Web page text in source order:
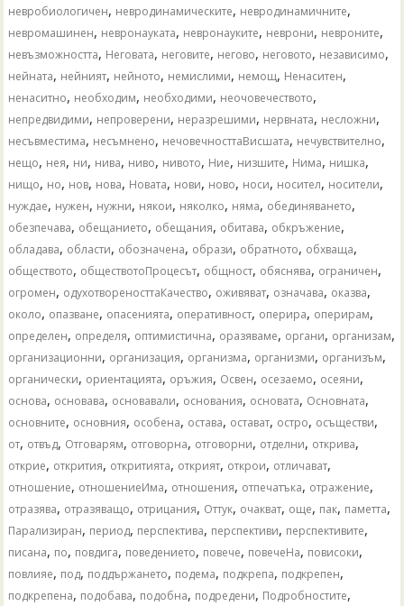
невробиологичен, невродинамическите, невродинамичните,
невромашинен, невронауката, невронауките, неврони, невроните,
невъзможността, Неговата, неговите, негово, неговото, независимо,
нейната, нейният, нейното, немислими, немощ, Ненаситен,
ненаситно, необходим, необходими, неочовечеството,
непредвидими, непроверени, неразрешими, нервната, несложни,
несъвместима, несъмнено, нечовечносттаВисшата, нечувствително,
нещо, нея, ни, нива, ниво, нивото, Ние, низшите, Нима, нишка,
нищо, но, нов, нова, Новата, нови, ново, носи, носител, носители,
нуждае, нужен, нужни, някои, няколко, няма, обединяването,
обезпечава, обещанието, обещания, обитава, обкръжение,
обладава, области, обозначена, образи, обратното, обхваща,
обществото, обществотоПроцесът, общност, обяснява, ограничен,
огромен, одухотвореносттаКачество, оживяват, означава, оказва,
около, опазване, опасенията, оперативност, оперира, оперирам,
определен, определя, оптимистична, оразяваме, органи, организам,
организационни, организация, организма, организми, организъм,
органически, ориентацията, оръжия, Освен, осезаемо, осеяни,
основа, основава, основавали, основания, основата, Основната,
основните, основния, особена, остава, остават, остро, осъществи,
от, отвъд, Отговарям, отговорна, отговорни, отделни, открива,
открие, открития, откритията, открият, открои, отличават,
отношение, отношениеИма, отношения, отпечатъка, отражение,
отразява, отразяващо, отрицания, Оттук, очакват, още, пак, паметта,
Парализиран, период, перспектива, перспективи, перспективите,
писана, по, повдига, поведението, повече, повечеНа, повисоки,
повлияе, под, поддържането, подема, подкрепа, подкрепен,
подкрепена, подобава, подобна, подредени, Подробностите,